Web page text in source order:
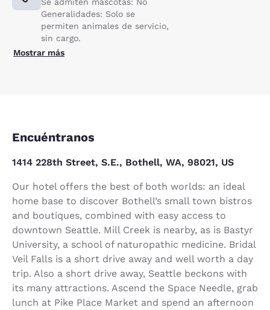
Generalidades: Solo se
permiten animales de servicio,
sin cargo.
Mostrar más
Encuéntranos
1414 228th Street, S.E., Bothell, WA, 98021, US
Our hotel offers the best of both worlds: an ideal
home base to discover Bothell’s small town bistros
and boutiques, combined with easy access to
downtown Seattle. Mill Creek is nearby, as is Bastyr
University, a school of naturopathic medicine. Bridal
Veil Falls is a short drive away and well worth a day
trip. Also a short drive away, Seattle beckons with
its many attractions. Ascend the Space Needle, grab
lunch at Pike Place Market and spend an afternoon